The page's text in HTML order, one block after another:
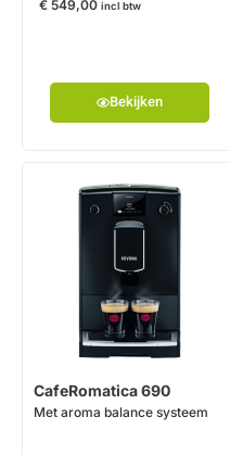
€ 549,00 incl btw
Bekijken
CafeRomatica 690
Met aroma balance systeem